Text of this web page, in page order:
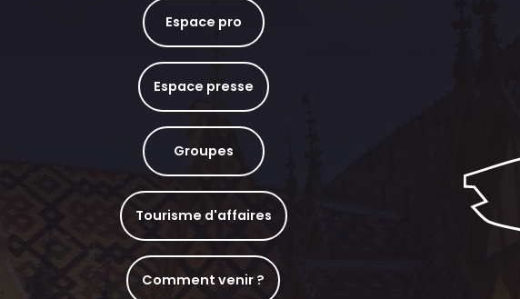
Espace pro
Espace presse
Groupes
Tourisme d'affaires
Comment venir ?